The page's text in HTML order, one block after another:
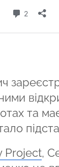
та
Project,